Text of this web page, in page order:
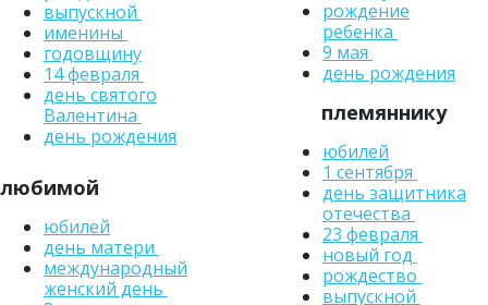
выпускной
именины
годовщину
14 февраля
день святого
Валентина
день рождения
любимой
юбилей
день матери
международный
женский день
рождение
ребенка
9 мая
день рождения
племяннику
юбилей
1 сентября
день защитника
отечества
23 февраля
новый год
рождество
выпускной